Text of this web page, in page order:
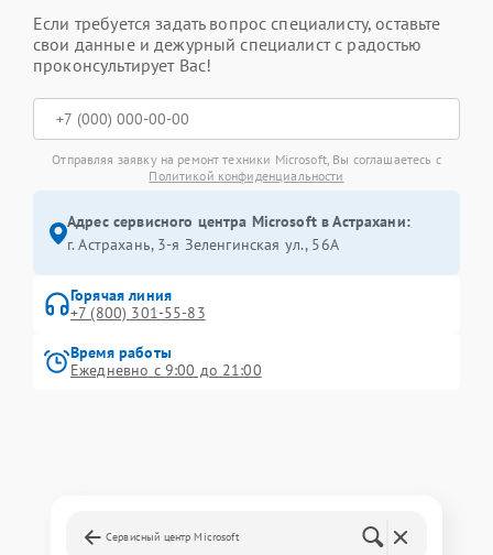
Если требуется задать вопрос специалисту, оставьте
свои данные и дежурный специалист с радостью
проконсультирует Вас!
Отправляя заявку на ремонт техники Microsoft, Вы соглашаетесь с
Политикой конфиденциальности
Адрес сервисного центра Microsoft в Астрахани:
г. Астрахань, 3-я Зеленгинская ул., 56А
Горячая линия
+7 (800) 301-55-83
Время работы
Ежедневно с 9:00 до 21:00
Сервисный центр Microsoft